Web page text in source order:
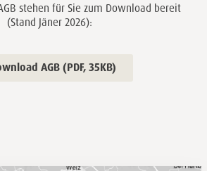
stehen für Sie zum Download bereit
(Stand Jäner 2026):
AGB (PDF, 35KB)